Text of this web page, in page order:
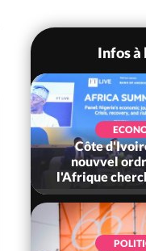
WhatsApp
Infos à
Côte
nouvvel
l'Afrique